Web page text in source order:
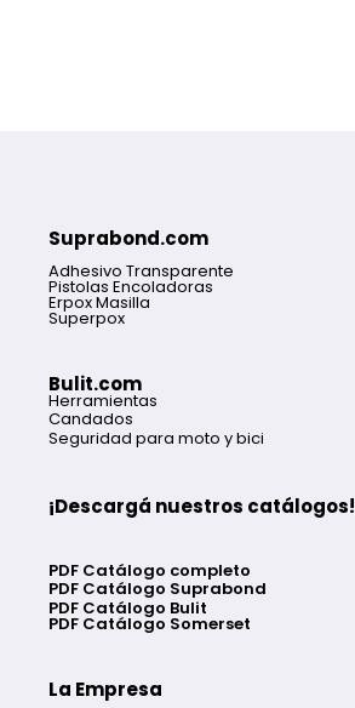
Suprabond.com
Adhesivo Transparente
Pistolas Encoladoras
Erpox Masilla
Superpox
Bulit.com
Herramientas
Candados
Seguridad para moto y bici
¡Descargá nuestros catálogos!
PDF Catálogo completo
PDF Catálogo Suprabond
PDF Catálogo Bulit
PDF Catálogo Somerset
La Empresa